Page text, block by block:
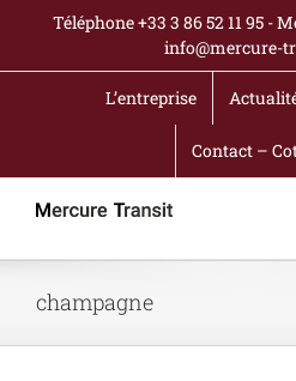
Passer
contenu
Téléphone +33 3 86 52 11 95 -
info@mercure-
L’entreprise
Contact –
champagne